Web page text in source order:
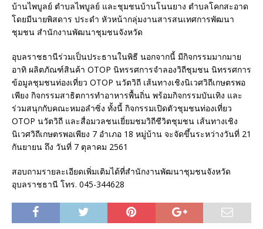
บ้านไพบูลย์ ตำบลไพบูลย์ และชุมชนบ้านโนนยาง ตำบลโคกสะอาด
โดยมีนายพิสดาร ประดำ หัวหน้ากลุ่มงานสารสนเทศการพัฒนา
ชุมชน สำนักงานพัฒนาชุมชนจังหวัด
อุบลราชธานีร่วมเป็นประธานในพิธี นอกจากนี้ มีกิจกรรมมากมาย
อาทิ ผลิตภัณฑ์สินค้า OTOP นิทรรศการจำลองวิถีชุมชน นิทรรศการ
ข้อมูลชุมชนท่องเที่ยว OTOP นวัตวิถี เส้นทางเชิงนิเวศวิถีเกษตรพอ
เพียง กิจกรรมสาธิตการทำอาหารพื้นถิ่น พร้อมกิจกรรมบันเทิง และ
ร่วมสนุกกับคณะหมอลำซิ่ง ทั้งนี้ กิจกรรมเปิดตัวชุมชนท่องเที่ยว
OTOP นวัตวิถี และสื่อมวลชนเยี่ยมชมวิถีชีวิตชุมชน เส้นทางเชิง
นิเวศวิถีเกษตรพอเพียง 7 อำเภอ 18 หมู่บ้าน จะจัดขึ้นระหว่างวันที่ 21
กันยายน ถึง วันที่ 7 ตุลาคม 2561
สอบถามรายละเอียดเพิ่มเติมได้ที่สำนักงานพัฒนาชุมชนจังหวัด
อุบลราชธานี โทร. 045-344628